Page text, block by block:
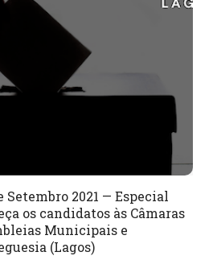
Setembro 2021 — Especial
os candidatos às Câmaras
Municipais e
(Lagos)